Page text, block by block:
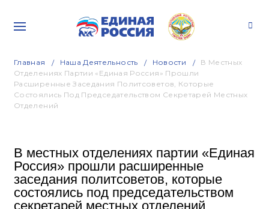
Главная Наша Деятельность Новости
В Местных
Отделениях Партии «Единая Россия» Прошли
Расширенные Заседания Политсоветов, Которые
Состоялись Под Председательством Секретарей Местных
Отделений
В местных отделениях партии «Единая
Россия» прошли расширенные
заседания политсоветов, которые
состоялись под председательством
секретарей местных отделений